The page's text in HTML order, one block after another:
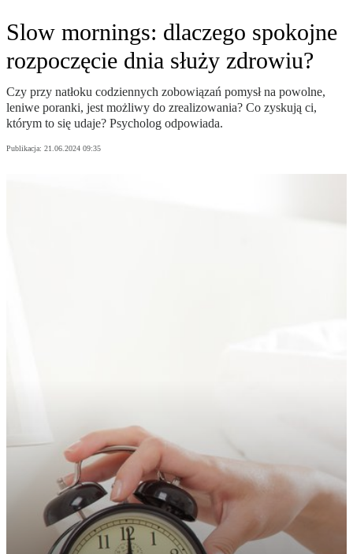
Slow mornings: dlaczego spokojne
rozpoczęcie dnia służy zdrowiu?
Czy przy natłoku codziennych zobowiązań pomysł na powolne,
leniwe poranki, jest możliwy do zrealizowania? Co zyskują ci,
którym to się udaje? Psycholog odpowiada.
Publikacja: 21.06.2024 09:35